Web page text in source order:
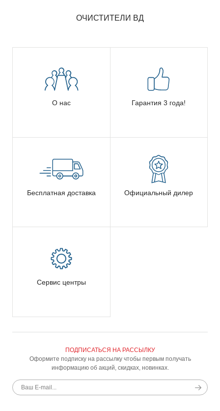
ОЧИСТИТЕЛИ ВД
О нас Гарантия 3 года!
Бесплатная доставка Официальный дилер
Сервис центры
ПОДПИСАТЬСЯ НА РАССЫЛКУ
Оформите подписку на рассылку чтобы первым получать
информацию об акций, скидках, новинках.